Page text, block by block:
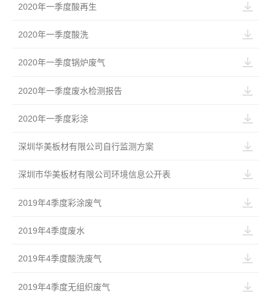
2020年一季度酸再生
2020年一季度酸洗
2020年一季度锅炉废气
2020年一季度废水检测报告
2020年一季度彩涂
深圳华美板材有限公司自行监测方案
深圳市华美板材有限公司环境信息公开表
2019年4季度彩涂废气
2019年4季度废水
2019年4季度酸洗废气
2019年4季度无组织废气